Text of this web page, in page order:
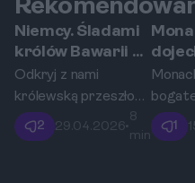
Monachium
Niemcy. Śladami
królów Bawarii w
Monachium –
które pałace i
rezydencje warto
zobaczyć?
Odkryj z nami
królewską przeszłość
Monachium,
podążając śladami
2 29.04.2026•
8
min
spać
plan?
1